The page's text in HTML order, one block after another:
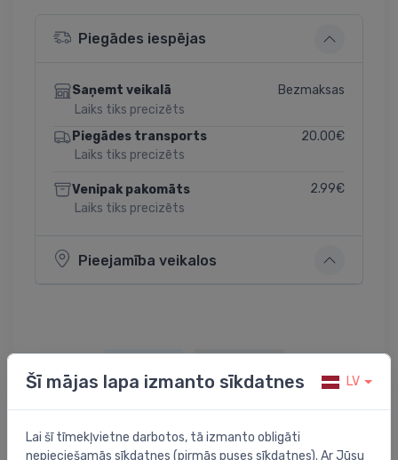
Piegādes iespējas
Saņemt veikalā
Laiks tiks precizēts
Bezmaksas
Piegādes transports
Laiks tiks precizēts
20.00€
Venipak pakomāts
Laiks tiks precizēts
2.99€
Pieejamība veikalos
Dalīties:
Šī mājas lapa izmanto sīkdatnes LV
Lai šī tīmekļvietne darbotos, tā izmanto obligāti
nepieciešamās sīkdatnes (pirmās puses sīkdatnes). Ar Jūsu